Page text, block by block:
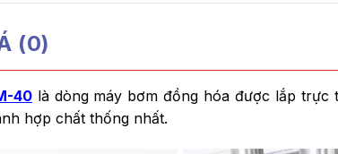
(0)
40là dòng máy bơm đồng hóa được lắp trực
hợp chất thống nhất.